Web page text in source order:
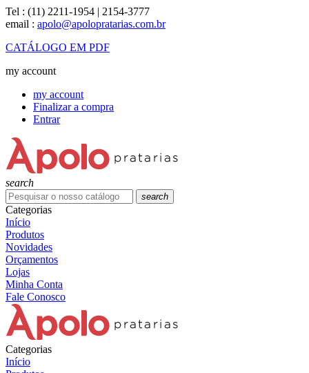
Tel : (11) 2211-1954 | 2154-3777
email : apolo@apolopratarias.com.br
CATÁLOGO EM PDF
my account
my account
Finalizar a compra
Entrar
search
search
Categorias
Início
Produtos
Novidades
Orçamentos
Lojas
Minha Conta
Fale Conosco
Categorias
Início